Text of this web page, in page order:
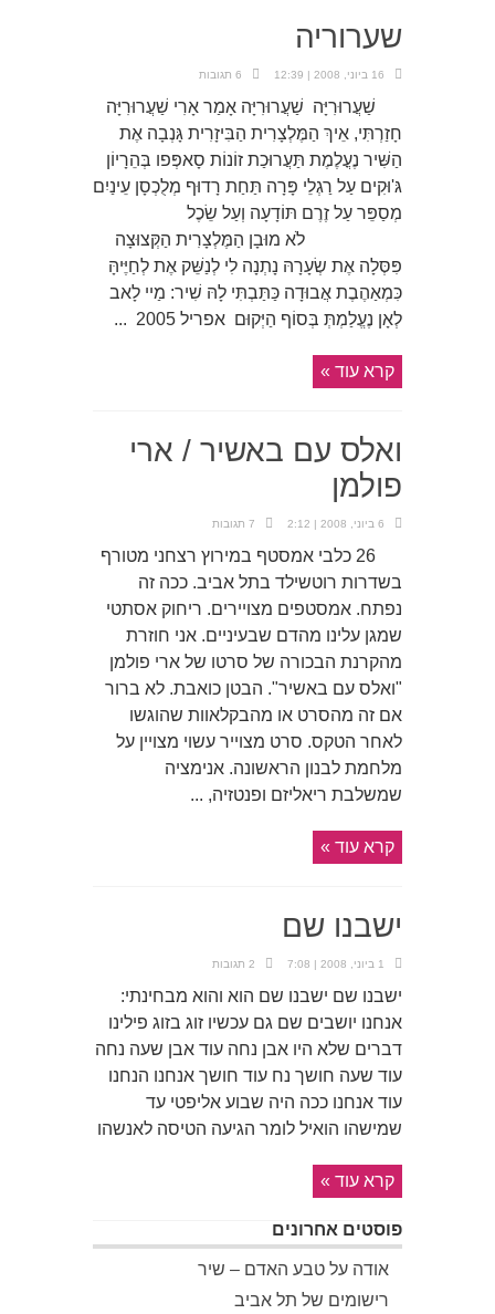
שערוריה
16 ביוני, 2008 | 12:39 6 תגובות
שַׁעֲרוּרִיָּה שַׁעֲרוּרִיָּה אָמַר אָרִי שַׁעֲרוּרִיָּה
חָזַרְתִּי, אֵיךְ הַמֶּלְצָרִית הַבִּיזָרִית גָּנְבָה אֶת
הַשִּׁיר נֶעֳלֶמֶת תַּעֲרוּכַת זוֹנוֹת סָאפְּפו בְּהֵרָיוֹן
גּ'וּקִים עַל רַגְלֵי פָּרָה תַּחַת רָדוּף מְלֻכְסָן עֵינַיִם
מְסַפֵּר עַל זֶרֶם תּוֹדָעָה וְעַל שֵׂכֶל
לֹא מוּבָן הַמֶּלְצָרִית הַקְּצוּצָה
פִּסְּלָה אֶת שְׂעָרָהּ נָתְנָה לִי לְנַשֵּׁק אֶת לְחַיֶּיהָּ
כִּמְאַהֶבֶת אֲבוּדָה כַּתַּבְתִּי לָהּ שִׁיר: מַיי לָאב
לְאָן נֶעֱלַמְתְּ בְּסוֹף הַיְּקוּם אפריל 2005 ...
קרא עוד »
ואלס עם באשיר / ארי
פולמן
6 ביוני, 2008 | 2:12 7 תגובות
26 כלבי אמסטף במירוץ רצחני מטורף
בשדרות רוטשילד בתל אביב. ככה זה
נפתח. אמסטפים מצויירים. ריחוק אסתטי
שמגן עלינו מהדם שבעיניים. אני חוזרת
מהקרנת הבכורה של סרטו של ארי פולמן
"ואלס עם באשיר". הבטן כואבת. לא ברור
אם זה מהסרט או מהבקלאוות שהוגשו
לאחר הטקס. סרט מצוייר עשוי מצויין על
מלחמת לבנון הראשונה. אנימציה
שמשלבת ריאליזם ופנטזיה, ...
קרא עוד »
ישבנו שם
1 ביוני, 2008 | 7:08 2 תגובות
ישבנו שם ישבנו שם הוא והוא מבחינתי:
אנחנו יושבים שם גם עכשיו זוג בזוג פילינו
דברים שלא היו אבן נחה עוד אבן שעה נחה
עוד שעה חושך נח עוד חושך אנחנו הנחנו
עוד אנחנו ככה היה שבוע אליפטי עד
שמישהו הואיל לומר הגיעה הטיסה לאנשהו
קרא עוד »
פוסטים אחרונים
אודה על טבע האדם – שיר
רישומים של תל אביב